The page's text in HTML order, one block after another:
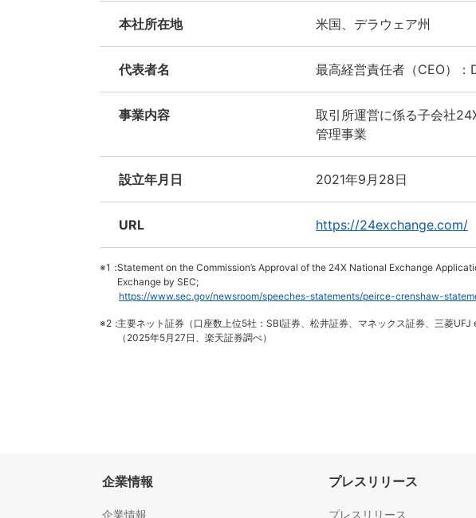
本社所在地 米国、デラウェア州
代表者名 最高経営責任者（CEO）
事業内容
取引所運営に係る子会社
管理事業
設立年月日 2021年9月28日
URL https://24exchange.com/
※1：Statement on the Commission’s Approval of the 24X National Exchange
Exchange by SEC;
https://www.sec.gov/newsroom/speeches-statements/peirce-crenshaw-
※2：主要ネット証券（口座数上位5社：SBI証券、松井証券、マネックス証券、三菱
（2025年5月27日、楽天証券調べ）
企業情報
企業情報
プレスリリース
プレスリリース